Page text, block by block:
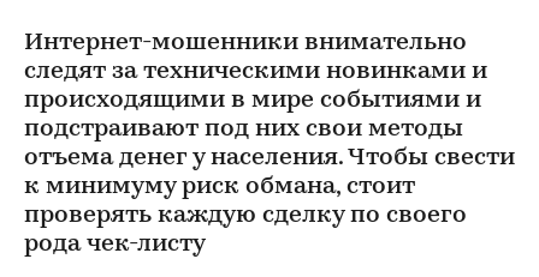
Интернет-мошенники внимательно
следят за техническими новинками и
происходящими в мире событиями и
подстраивают под них свои методы
отъема денег у населения. Чтобы свести
к минимуму риск обмана, стоит
проверять каждую сделку по своего
рода чек-листу